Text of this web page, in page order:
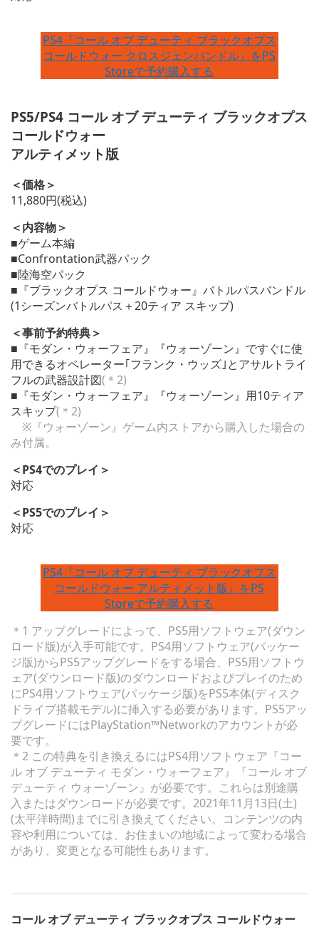
PS4『コール オブ デューティ ブラックオプス
コールドウォー クロスジェンバンドル』をPS
Storeで予約購入する
PS5/PS4 コール オブ デューティ ブラックオプス
コールドウォー
アルティメット版
＜価格＞
11,880円(税込)
＜内容物＞
■ゲーム本編
■Confrontation武器パック
■陸海空パック
■『ブラックオプス コールドウォー』バトルパスバンドル
(1シーズンバトルパス＋20ティア スキップ)
＜事前予約特典＞
■『モダン・ウォーフェア』『ウォーゾーン』ですぐに使
用できるオペレーター｢フランク・ウッズ｣とアサルトライ
フルの武器設計図(＊2)
■『モダン・ウォーフェア』『ウォーゾーン』用10ティア
スキップ(＊2)
※『ウォーゾーン』ゲーム内ストアから購入した場合の
み付属。
＜PS4でのプレイ＞
対応
＜PS5でのプレイ＞
対応
PS4『コール オブ デューティ ブラックオプス
コールドウォー アルティメット版』をPS
Storeで予約購入する
＊1 アップグレードによって、PS5用ソフトウェア(ダウン
ロード版)が入手可能です。PS4用ソフトウェア(パッケー
ジ版)からPS5アップグレードをする場合、PS5用ソフトウ
ェア(ダウンロード版)のダウンロードおよびプレイのため
にPS4用ソフトウェア(パッケージ版)をPS5本体(ディスク
ドライブ搭載モデル)に挿入する必要があります。PS5アッ
プグレードにはPlayStation™Networkのアカウントが必
要です。
＊2 この特典を引き換えるにはPS4用ソフトウェア『コー
ル オブ デューティ モダン・ウォーフェア』『コール オブ
デューティ ウォーゾーン』が必要です。これらは別途購
入またはダウンロードが必要です。2021年11月13日(土)
(太平洋時間)までに引き換えてください。コンテンツの内
容や利用については、お住まいの地域によって変わる場合
があり、変更となる可能性もあります。
コール オブ デューティ ブラックオプス コールドウォー